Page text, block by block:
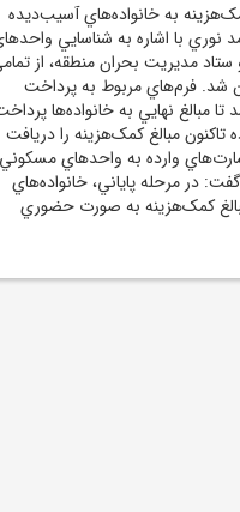
بيش از 11 ميليارد ريال کمک‌هزينه به خانواده‌هاي آسيب‌ديده
محمد نوري با اشاره به شناسايي
مديريت بحران منطقه، از
شد. فرم‌هاي مربوط به پرداخت
مبالغ نهايي به خانواده‌ها
13 با بيان اينکه بيش از 100 خانواده تاکنون مبالغ کمک‌هزينه را دريافت
وارده به واحدهاي
در مرحله پاياني، خانواده‌هاي
کمک‌هزينه به صورت حضوري